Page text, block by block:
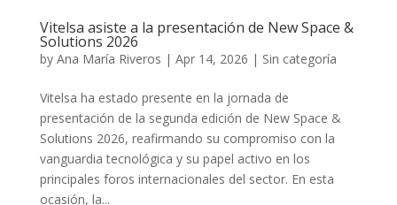
Vitelsa asiste a la presentación de New Space &
Solutions 2026
by Ana María Riveros | Apr 14, 2026 | Sin categoría
Vitelsa ha estado presente en la jornada de
presentación de la segunda edición de New Space &
Solutions 2026, reafirmando su compromiso con la
vanguardia tecnológica y su papel activo en los
principales foros internacionales del sector. En esta
ocasión, la...